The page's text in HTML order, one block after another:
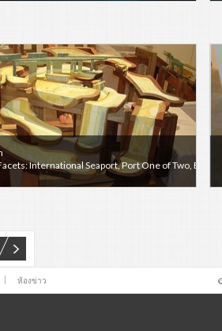
International Seaport, Port One of Two,
ห้องข่าว